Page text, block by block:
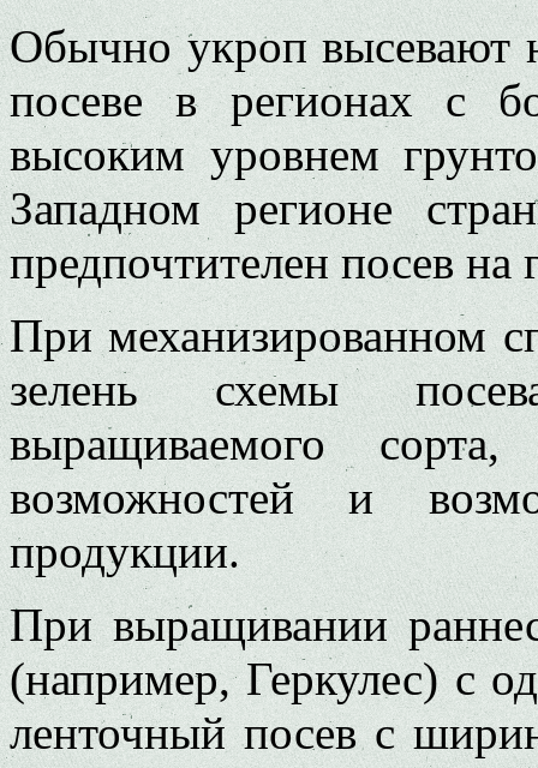
Обычно укроп высевают
посеве в регионах с
высоким уровнем
Западном регионе
предпочтителен посев
При механизированном
зелень схемы
выращиваемого
возможностей и
продукции.
При выращивании
(например, Геркулес) с
ленточный посев с